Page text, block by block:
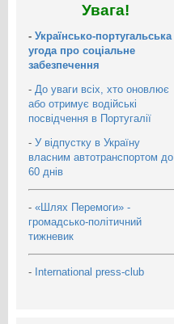
Увага!
- Українсько-португальська
угода про соціальне
забезпечення
- До уваги всіх, хто оновлює
або отримує водійські
посвідчення в Португалії
- У відпустку в Україну
власним автотранспортом до
60 днів
- «Шлях Перемоги» -
громадсько-політичний
тижневик
- International press-club